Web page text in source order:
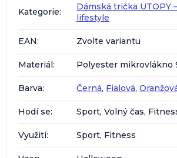
Kategorie:
Dámská trička UTOPY
lifestyle
EAN: Zvolte variantu
Materiál: Polyester mikrovlákno
Barva: Černá, Fialová,
Hodí se: Sport, Volný čas,
Využití: Sport, Fitness